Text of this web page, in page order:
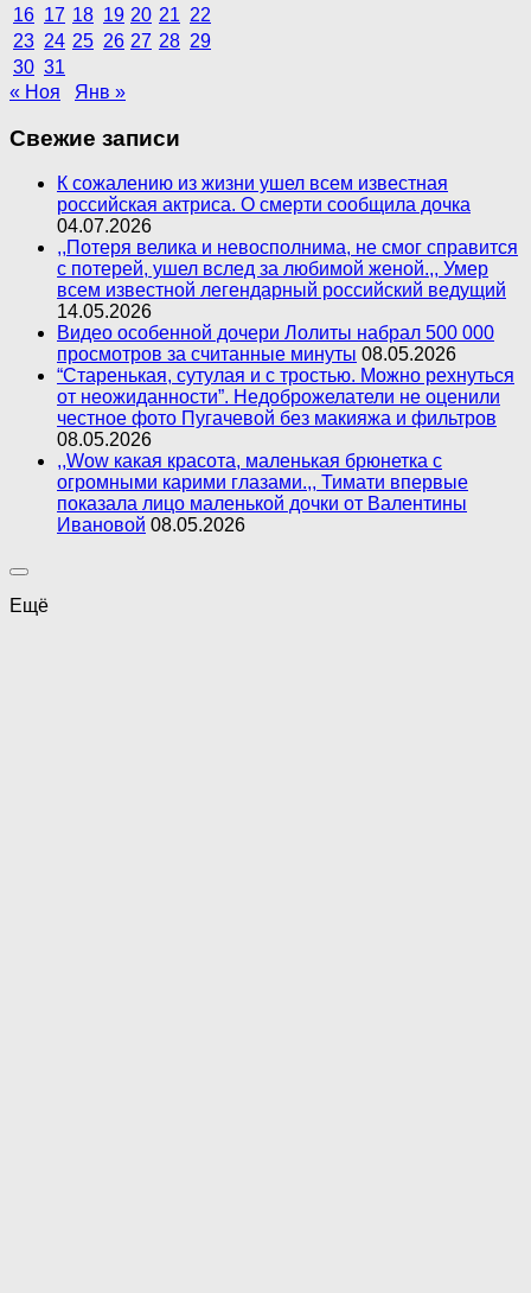
16 17 18 19 20 21 22
23 24 25 26 27 28 29
30 31
« Ноя
Янв »
Свежие записи
К сожалению из жизни ушел всем известная
российская актриса. О смерти сообщила дочка
04.07.2026
,,Потеря велика и невосполнима, не смог справится
с потерей, ушел вслед за любимой женой.,, Умер
всем известной легендарный российский ведущий
14.05.2026
Видео особенной дочери Лолиты набрал 500 000
просмотров за считанные минуты 08.05.2026
“Старенькая, сутулая и с тростью. Можно рехнуться
от неожиданности”. Недоброжелатели не оценили
честное фото Пугачевой без макияжа и фильтров
08.05.2026
,,Wow какая красота, маленькая брюнетка с
огромными карими глазами.,, Тимати впервые
показала лицо маленькой дочки от Валентины
Ивановой 08.05.2026
Ещё